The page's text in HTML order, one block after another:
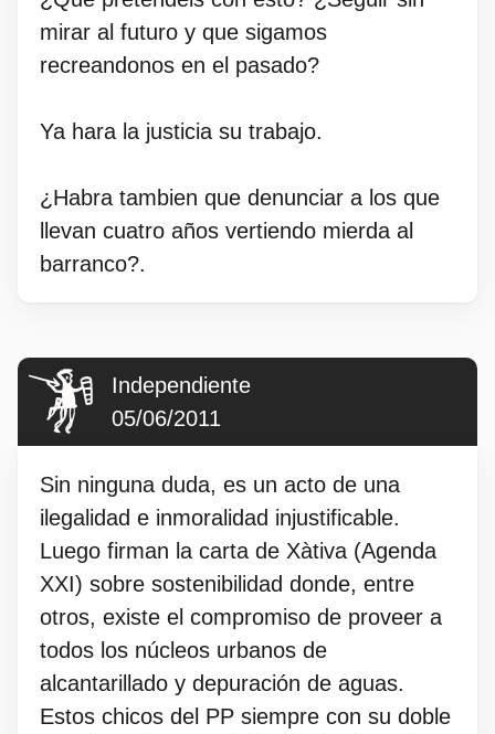
mirar al futuro y que sigamos
recreandonos en el pasado?
Ya hara la justicia su trabajo.
¿Habra tambien que denunciar a los que
llevan cuatro años vertiendo mierda al
barranco?.
Independiente
05/06/2011
Sin ninguna duda, es un acto de una
ilegalidad e inmoralidad injustificable.
Luego firman la carta de Xàtiva (Agenda
XXI) sobre sostenibilidad donde, entre
otros, existe el compromiso de proveer a
todos los núcleos urbanos de
alcantarillado y depuración de aguas.
Estos chicos del PP siempre con su doble